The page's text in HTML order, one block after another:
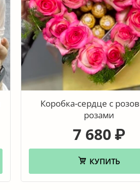
Коробка-сердце с
розами
7 680 ₽
КУПИТЬ